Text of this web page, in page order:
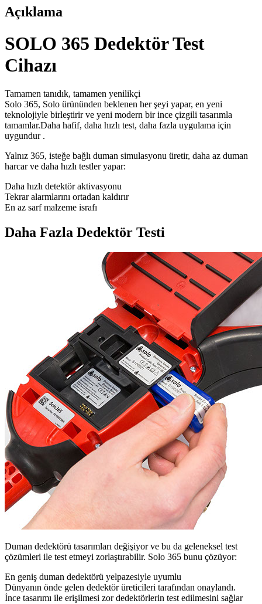
Açıklama
SOLO 365 Dedektör Test
Cihazı
Tamamen tanıdık, tamamen yenilikçi
Solo 365, Solo ürününden beklenen her şeyi yapar, en yeni
teknolojiyle birleştirir ve yeni modern bir ince çizgili tasarımla
tamamlar.Daha hafif, daha hızlı test, daha fazla uygulama için
uygundur .
Yalnız 365, isteğe bağlı duman simulasyonu üretir, daha az duman
harcar ve daha hızlı testler yapar:
Daha hızlı detektör aktivasyonu
Tekrar alarmlarını ortadan kaldırır
En az sarf malzeme israfı
Daha Fazla Dedektör Testi
Duman dedektörü tasarımları değişiyor ve bu da geleneksel test
çözümleri ile test etmeyi zorlaştırabilir. Solo 365 bunu çözüyor:
En geniş duman dedektörü yelpazesiyle uyumlu
Dünyanın önde gelen dedektör üreticileri tarafından onaylandı.
İnce tasarımı ile erişilmesi zor dedektörlerin test edilmesini sağlar